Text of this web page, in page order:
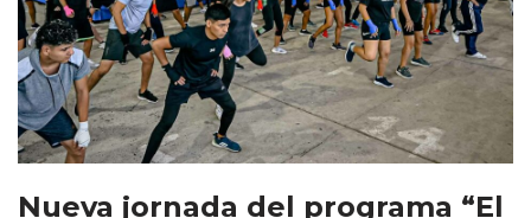
Nueva jornada del programa “El